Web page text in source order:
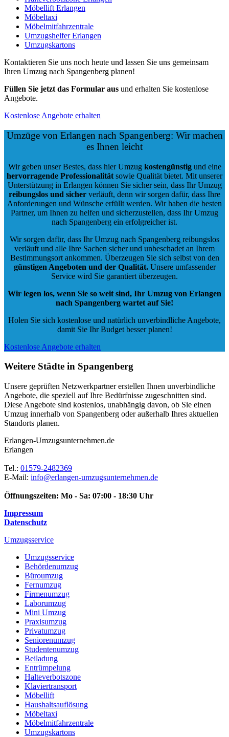
Möbellift Erlangen
Möbeltaxi
Möbelmitfahrzentrale
Umzugshelfer Erlangen
Umzugskartons
Kontaktieren Sie uns noch heute und lassen Sie uns gemeinsam
Ihren Umzug nach Spangenberg planen!
Füllen Sie jetzt das Formular aus und erhalten Sie kostenlose
Angebote.
Kostenlose Angebote erhalten
Umzüge von Erlangen nach Spangenberg: Wir machen
es Ihnen leicht
Wir geben unser Bestes, dass hier Umzug kostengünstigund eine
hervorragende Professionalität sowie Qualität bietet. Mit unserer
Unterstützung in Erlangen können Sie sicher sein, dass Ihr Umzug
reibungslos und sicher verläuft, denn wir sorgen dafür, dass Ihre
Anforderungen und Wünsche erfüllt werden. Wir haben die besten
Partner, um Ihnen zu helfen und sicherzustellen, dass Ihr Umzug
nach Spangenberg ein erfolgreicher ist.
Wir sorgen dafür, dass Ihr Umzug nach Spangenberg reibungslos
verläuft und alle Ihre Sachen sicher und unbeschadet an Ihrem
Bestimmungsort ankommen. Überzeugen Sie sich selbst von den
günstigen Angeboten und der Qualität.Unsere umfassender
Service wird Sie garantiert überzeugen.
Wir legen los, wenn Sie so weit sind, Ihr Umzug von Erlangen
nach Spangenberg wartet auf Sie!
Holen Sie sich kostenlose und natürlich unverbindliche Angebote,
damit Sie Ihr Budget besser planen!
Kostenlose Angebote erhalten
Weitere Städte in Spangenberg
Unsere geprüften Netzwerkpartner erstellen Ihnen unverbindliche
Angebote, die speziell auf Ihre Bedürfnisse zugeschnitten sind.
Diese Angebote sind kostenlos, unabhängig davon, ob Sie einen
Umzug innerhalb von Spangenberg oder außerhalb Ihres aktuellen
Standorts planen.
Erlangen-Umzugsunternehmen.de
Erlangen
Tel.: 01579-2482369
E-Mail: info@erlangen-umzugsunternehmen.de
Öffnungszeiten: Mo - Sa: 07:00 - 18:30 Uhr
Impressum
Datenschutz
Umzugsservice
Umzugsservice
Behördenumzug
Büroumzug
Fernumzug
Firmenumzug
Laborumzug
Mini Umzug
Praxisumzug
Privatumzug
Seniorenumzug
Studentenumzug
Beiladung
Entrümpelung
Halteverbotszone
Klaviertransport
Möbellift
Haushaltsauflösung
Möbeltaxi
Möbelmitfahrzentrale
Umzugskartons